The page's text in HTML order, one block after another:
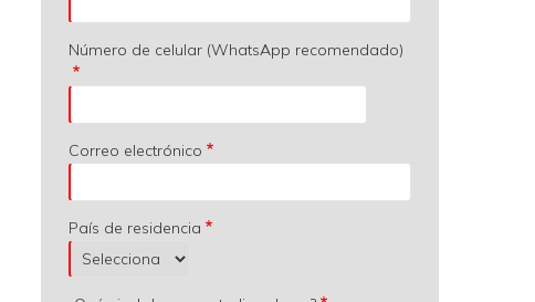
Número de celular (WhatsApp recomendado)
Correo electrónico
País de residencia